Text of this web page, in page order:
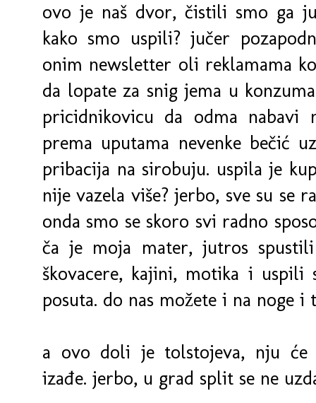
ovo je naš dvor, čistili smo ga
kako smo uspili? jučer
onim newsletter oli reklamama
da lopate za snig jema u
pricidnikovicu da odma nabavi
prema uputama nevenke bečić
pribacija na sirobuju. uspila je
nije vazela više? jerbo, sve su se
onda smo se skoro svi radno
ča je moja mater, jutros
škovacere, kajini, motika i uspili
posuta. do nas možete i na noge
a ovo doli je tolstojeva, nju će
izađe. jerbo, u grad split se ne